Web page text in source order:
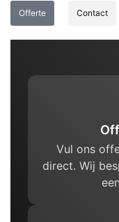
Offerte Contact
Vul ons
direct. Wij